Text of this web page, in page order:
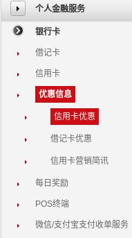
个人金融服务
银行卡
借记卡
信用卡
优惠信息
信用卡优惠
借记卡优惠
信用卡营销简讯
每日奖励
POS终端
微信/支付宝支付收单服务